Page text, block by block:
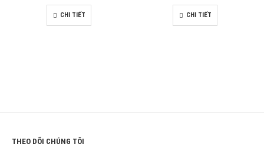
CHI TIẾT CHI TIẾT
THEO DÕI CHÚNG TÔI